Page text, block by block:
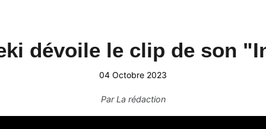
dévoile le clip de son
04 Octobre 2023
ParLa rédaction